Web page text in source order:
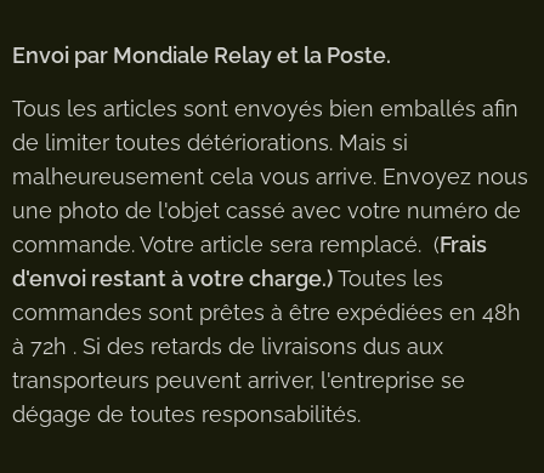
Envoi par Mondiale Relay et la Poste.
Tous les articles sont envoyés bien emballés afin
de limiter toutes détériorations. Mais si
malheureusement cela vous arrive. Envoyez nous
une photo de l'objet cassé avec votre numéro de
commande. Votre article sera remplacé. (Frais
d'envoi restant à votre charge.)Toutes les
commandes sont prêtes à être expédiées en 48h
à 72h . Si des retards de livraisons dus aux
transporteurs peuvent arriver, l'entreprise se
dégage de toutes responsabilités.